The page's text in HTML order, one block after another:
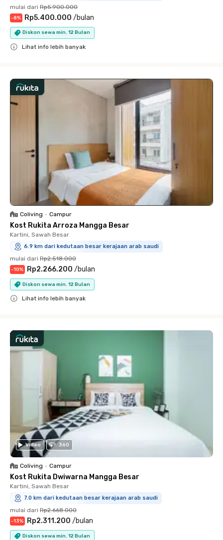
mulai dari Rp5.900.000
-8% Rp5.400.000 /bulan
Diskon sewa min. 12 Bulan
Lihat info lebih banyak
Coliving • Campur
Kost Rukita Arroza Mangga Besar
Kartini, Sawah Besar
6.9 km dari kedutaan besar kerajaan arab saudi
mulai dari Rp2.518.000
-10% Rp2.266.200 /bulan
Diskon sewa min. 12 Bulan
Lihat info lebih banyak
Video 360
Coliving • Campur
Kost Rukita Dwiwarna Mangga Besar
Kartini, Sawah Besar
7.0 km dari kedutaan besar kerajaan arab saudi
mulai dari Rp2.668.000
-13% Rp2.311.200 /bulan
Diskon sewa min. 12 Bulan